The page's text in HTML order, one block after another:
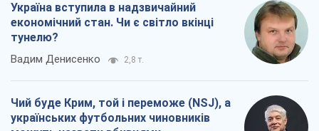
Україна вступила в надзвичайний
економічний стан. Чи є світло вкінці
тунелю?
Вадим Денисенко 2,8 т.
Чий буде Крим, той і переможе (NSJ), а
українських футбольних чиновників